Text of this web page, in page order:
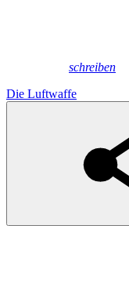
schreiben
Die Luftwaffe